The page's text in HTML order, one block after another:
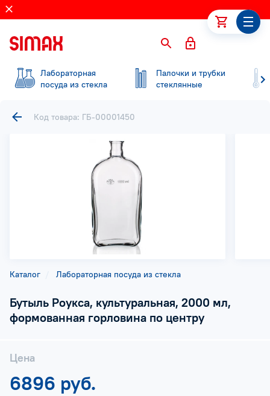
Лабораторная
посуда из стекла
Палочки и трубки
стеклянные
Каталог Лабораторная посуда из стекла
Бутыль Роукса, культуральная, 2000 мл,
формованная горловина по центру
Цена
6896 руб.
Код товара: ГБ-00001450